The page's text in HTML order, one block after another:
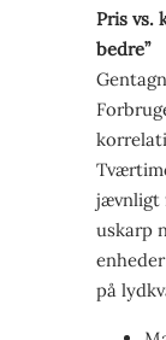
Pris vs.
bedre”
jævnligt
uskarp
på